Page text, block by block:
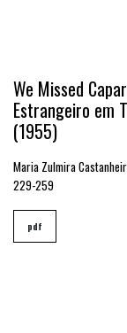
We Missed
Estrangeiro em
(1955)
Maria Zulmira
229-259
pdf